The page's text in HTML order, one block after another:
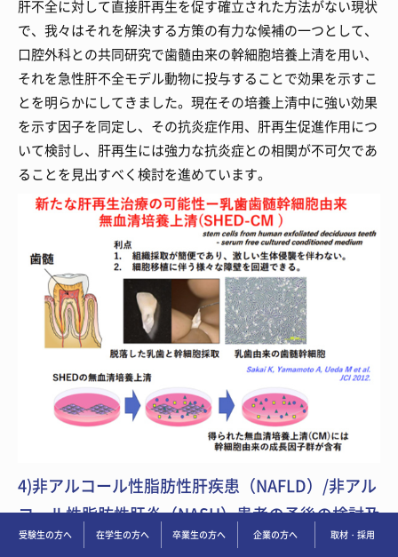
受験生の方へ 在学生の方へ 卒業生の方へ 企業の方へ 取材・採用
肝不全に対して直接肝再生を促す確立された方法がない現状
で、我々はそれを解決する方策の有力な候補の一つとして、
口腔外科との共同研究で歯髄由来の幹細胞培養上清を用い、
それを急性肝不全モデル動物に投与することで効果を示すこ
とを明らかにしてきました。現在その培養上清中に強い効果
を示す因子を同定し、その抗炎症作用、肝再生促進作用につ
いて検討し、肝再生には強力な抗炎症との相関が不可欠であ
ることを見出すべく検討を進めています。
4)非アルコール性脂肪性肝疾患（NAFLD）/非アル
コール性脂肪性肝炎（NASH）患者の予後の検討及
び